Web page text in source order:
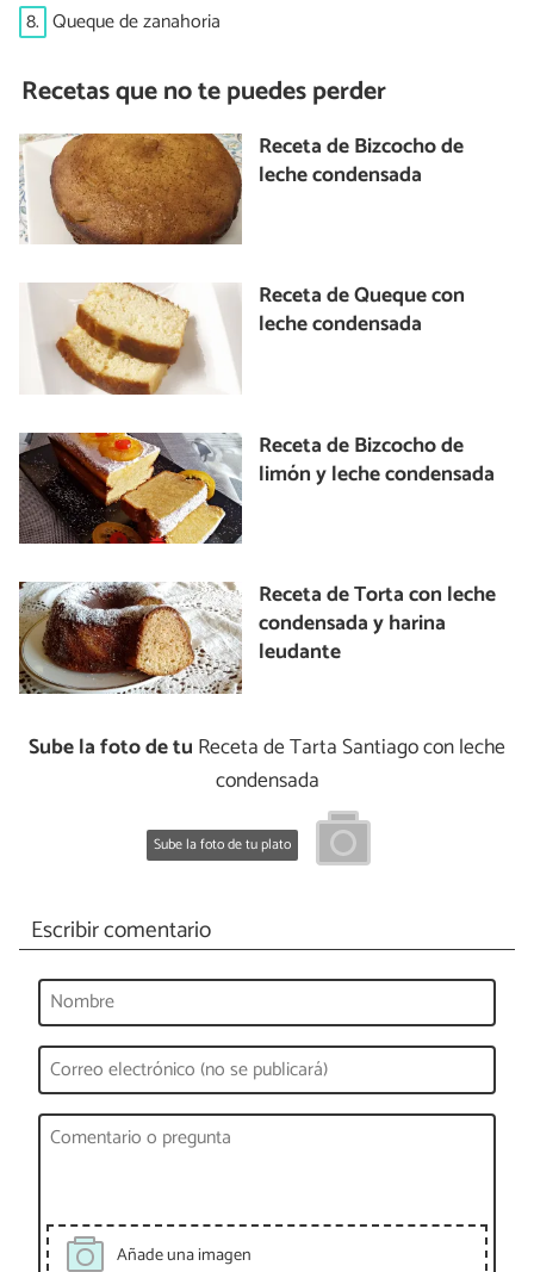
8. Queque de zanahoria
Recetas que no te puedes perder
Receta de Bizcocho de
leche condensada
Receta de Queque con
leche condensada
Receta de Bizcocho de
limón y leche condensada
Receta de Torta con leche
condensada y harina
leudante
Sube la foto de tu Receta de Tarta Santiago con leche
condensada
Sube la foto de tu plato
Escribir comentario
Añade una imagen